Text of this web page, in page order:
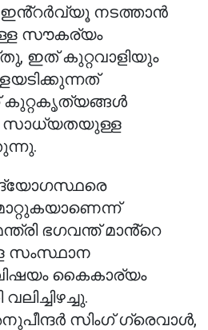
നടത്താൻ
സൗകര്യം
ഇത് കുറ്റവാളിയും
കുറ്റകൃത്യങ്ങൾ
സാധ്യതയുള്ള
ഭഗവന്ത് മാൻ്റെ
സംസ്ഥാന
കൈകാര്യം
സിംഗ് ഗ്രെവാൾ,